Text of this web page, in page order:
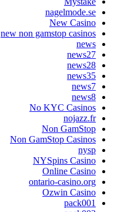
nagelmode.se
New Casino
new non gamstop casinos
news
news27
news28
news35
news7
news8
No KYC Casinos
nojazz.fr
Non GamStop
Non GamStop Casinos
nysp
NYSpins Casino
Online Casino
ontario-casino.org
Ozwin Casino
pack001